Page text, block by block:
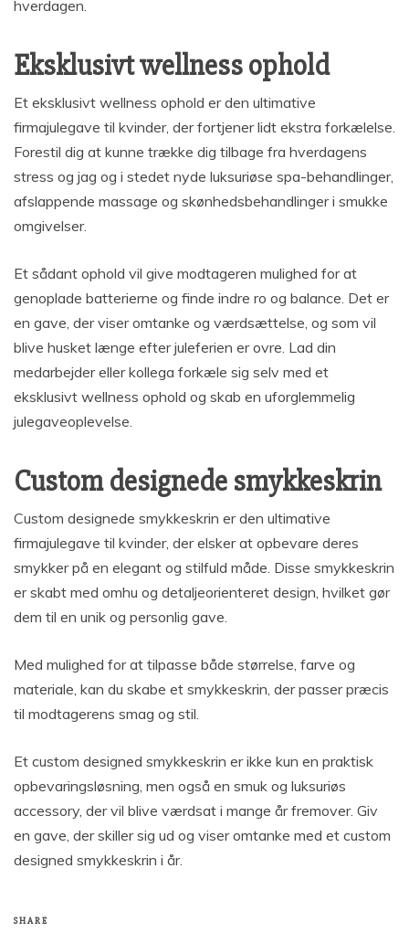
hverdagen.
Eksklusivt wellness ophold
Et eksklusivt wellness ophold er den ultimative
firmajulegave til kvinder, der fortjener lidt ekstra forkælelse.
Forestil dig at kunne trække dig tilbage fra hverdagens
stress og jag og i stedet nyde luksuriøse spa-behandlinger,
afslappende massage og skønhedsbehandlinger i smukke
omgivelser.
Et sådant ophold vil give modtageren mulighed for at
genoplade batterierne og finde indre ro og balance. Det er
en gave, der viser omtanke og værdsættelse, og som vil
blive husket længe efter juleferien er ovre. Lad din
medarbejder eller kollega forkæle sig selv med et
eksklusivt wellness ophold og skab en uforglemmelig
julegaveoplevelse.
Custom designede smykkeskrin
Custom designede smykkeskrin er den ultimative
firmajulegave til kvinder, der elsker at opbevare deres
smykker på en elegant og stilfuld måde. Disse smykkeskrin
er skabt med omhu og detaljeorienteret design, hvilket gør
dem til en unik og personlig gave.
Med mulighed for at tilpasse både størrelse, farve og
materiale, kan du skabe et smykkeskrin, der passer præcis
til modtagerens smag og stil.
Et custom designed smykkeskrin er ikke kun en praktisk
opbevaringsløsning, men også en smuk og luksuriøs
accessory, der vil blive værdsat i mange år fremover. Giv
en gave, der skiller sig ud og viser omtanke med et custom
designed smykkeskrin i år.
SHARE